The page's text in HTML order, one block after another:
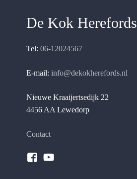
De Kok Herefords
Tel: 06-12024567
E-mail: info@dekokherefords.nl
Nieuwe Kraaijertsedijk 22
4456 AA Lewedorp
Contact